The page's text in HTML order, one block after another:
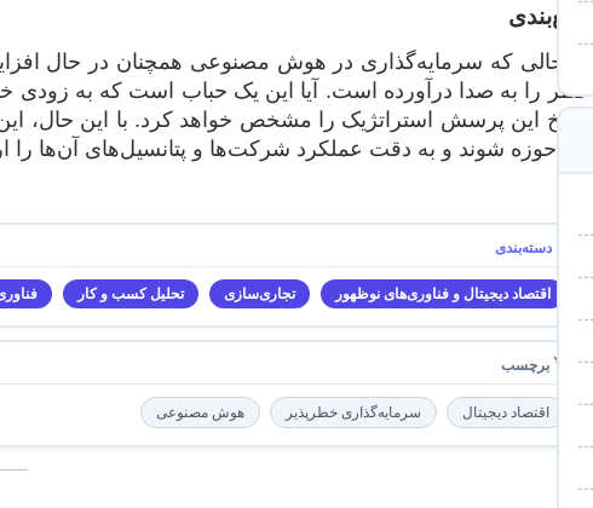
جمع‌بندی
در حالی که سرمایه‌گذاری در هوش مصنوعی همچنان در حال
خطر را به صدا درآورده است. آیا این یک حباب است که به زودی
پاسخ این پرسش استراتژیک را مشخص خواهد کرد. با این حال،
این حوزه شوند و به دقت عملکرد شرکت‌ها و پتانسیل‌های آن‌ها را
اقتصاد دیجیتال و فناوری‌های نوظهور تجاری‌سازی تحلیل کسب و کار
اقتصاد دیجیتال سرمایه‌گذاری خطرپذیر هوش مصنوعی